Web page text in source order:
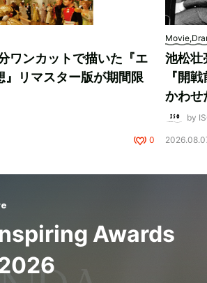
ワンカットで描いた『エ
』リマスター版が期間限
0
池松壮
『開
かわせ
by
Awards